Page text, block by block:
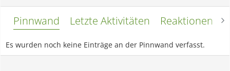
Ihr könnt euch in meinem Profil gerne umsehen!
Freundesanfragen:
Pinnwand Letzte Aktivitäten Reaktionen
Es wurden noch keine Einträge an der Pinnwand verfasst.